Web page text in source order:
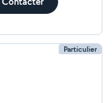
Particulier